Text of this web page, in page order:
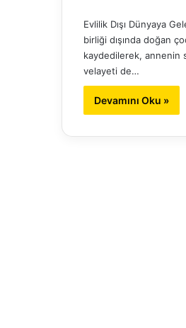
Evlilik Dışı Dünyaya
birliği dışında doğan
kaydedilerek, annenin
velayeti de…
Devamını Oku »